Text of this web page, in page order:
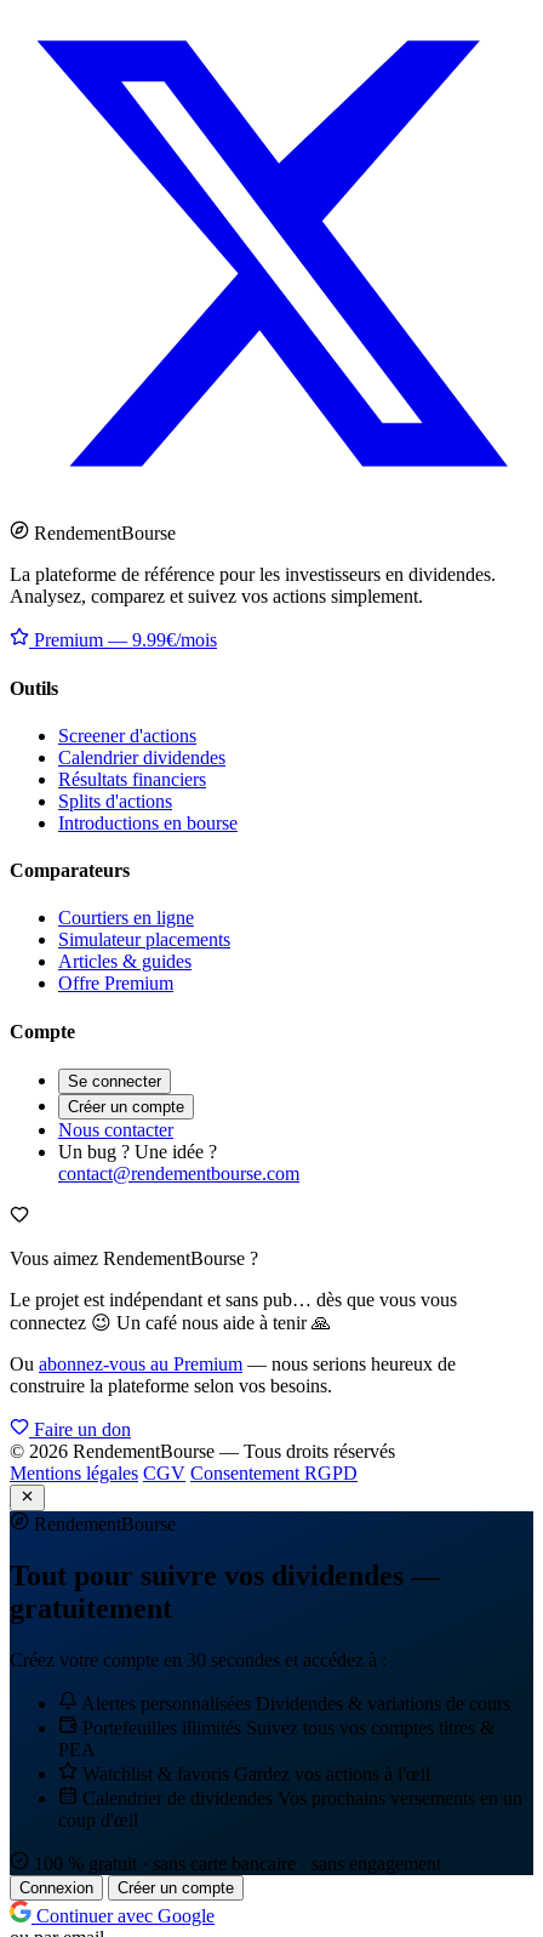
RendementBourse
La plateforme de référence pour les investisseurs en dividendes.
Analysez, comparez et suivez vos actions simplement.
Premium — 9.99€/mois
Outils
Screener d'actions
Calendrier dividendes
Résultats financiers
Splits d'actions
Introductions en bourse
Comparateurs
Courtiers en ligne
Simulateur placements
Articles & guides
Offre Premium
Compte
Se connecter
Créer un compte
Nous contacter
Un bug ? Une idée ?
contact@rendementbourse.com
Vous aimez RendementBourse ?
Le projet est indépendant et sans pub… dès que vous vous
connectez 😉 Un café nous aide à tenir 🙏
Ou abonnez-vous au Premium — nous serions heureux de
construire la plateforme selon vos besoins.
Faire un don
© 2026 RendementBourse — Tous droits réservés
Mentions légales CGV Consentement RGPD
RendementBourse
Tout pour suivre vos dividendes —
gratuitement
Créez votre compte en 30 secondes et accédez à :
Alertes personnalisées Dividendes & variations de cours
Portefeuilles illimités Suivez tous vos comptes titres &
PEA
Watchlist & favoris Gardez vos actions à l'œil
Calendrier de dividendes Vos prochains versements en un
coup d'œil
100 % gratuit · sans carte bancaire · sans engagement
Connexion Créer un compte
Continuer avec Google